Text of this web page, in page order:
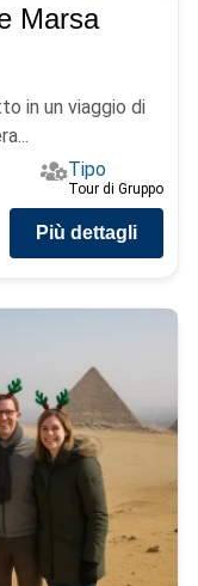
Marsa
in un viaggio di
Tipo
Tour di Gruppo
Più dettagli